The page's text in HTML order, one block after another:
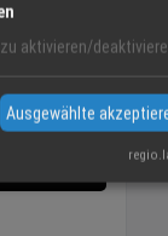
aktivieren/
Ausgewählte